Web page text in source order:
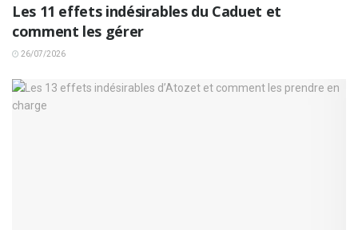
Les 11 effets indésirables du Caduet et
comment les gérer
26/07/2026